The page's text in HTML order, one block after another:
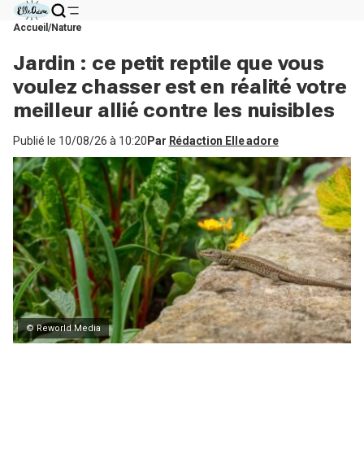
Accueil Nature
Jardin : ce petit reptile que vous
voulez chasser est en réalité votre
meilleur allié contre les nuisibles
Publié le 10/08/26 à 10:20 Par Rédaction Elle adore
© Reworld Media